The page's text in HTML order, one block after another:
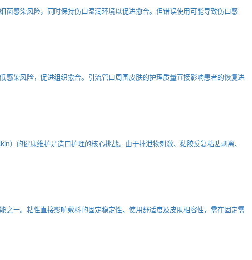
感染风险，同时保持伤口湿润环境以促进愈合。但错误使用可能导致伤口感
染风险，促进组织愈合。引流管口周围皮肤的护理质量直接影响患者的恢复进
的健康维护是造口护理的核心挑战。由于排泄物刺激、黏胶反复粘贴剥离、
一。粘性直接影响敷料的固定稳定性、使用舒适度及皮肤相容性，需在固定需